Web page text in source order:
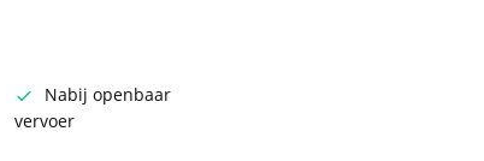
Nabij openbaar
vervoer